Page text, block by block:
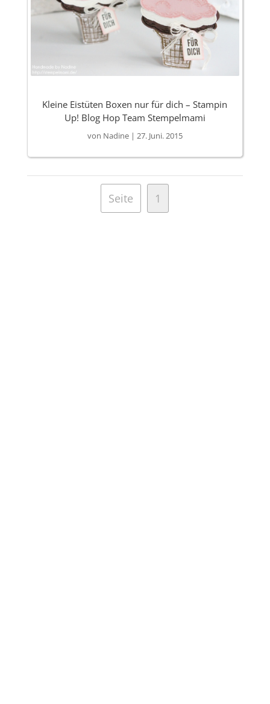
Kleine Eistüten Boxen nur für dich – Stampin
Up! Blog Hop Team Stempelmami
von Nadine| 27. Juni. 2015
Seite 1